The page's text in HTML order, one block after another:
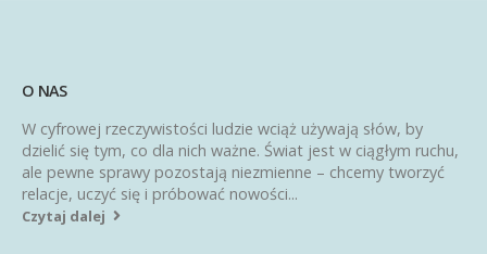
O NAS
W cyfrowej rzeczywistości ludzie wciąż używają słów, by
dzielić się tym, co dla nich ważne. Świat jest w ciągłym ruchu,
ale pewne sprawy pozostają niezmienne – chcemy tworzyć
relacje, uczyć się i próbować nowości...
Czytaj dalej